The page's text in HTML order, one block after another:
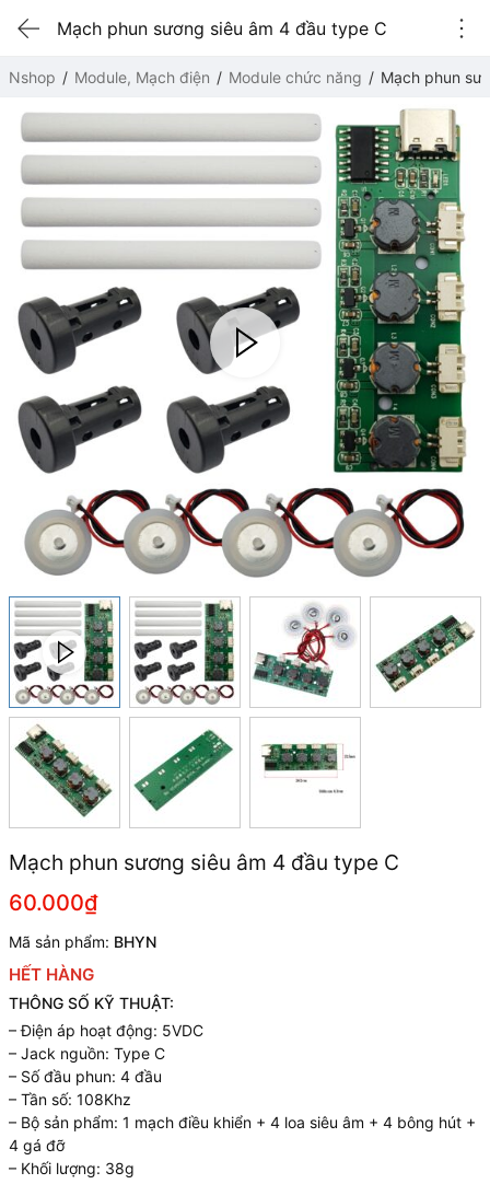
Mạch phun sương siêu âm 4 đầu type C
Nshop Module, Mạch điện Module chức năng Mạch phun
Mạch phun sương siêu âm 4 đầu type C
60.000₫
Mã sản phẩm: BHYN
HẾT HÀNG
THÔNG SỐ KỸ THUẬT:
– Điện áp hoạt động: 5VDC
– Jack nguồn: Type C
– Số đầu phun: 4 đầu
– Tần số: 108Khz
– Bộ sản phẩm: 1 mạch điều khiển + 4 loa siêu âm + 4 bông hút +
4 gá đỡ
– Khối lượng: 38g